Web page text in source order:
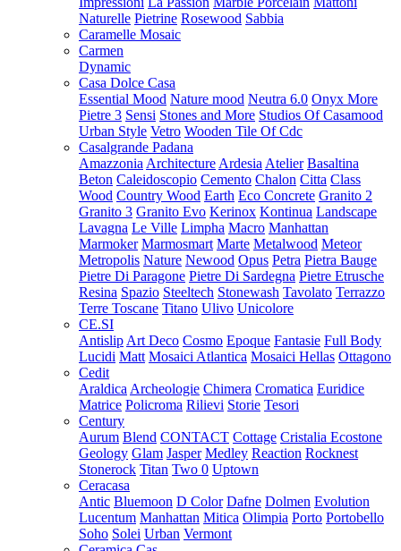
Naturelle Pietrine Rosewood Sabbia
Caramelle Mosaic
Carmen
Dynamic
Casa Dolce Casa
Essential Mood Nature mood Neutra 6.0 Onyx More
Pietre 3 Sensi Stones and More Studios Of Casamood
Urban Style Vetro Wooden Tile Of Cdc
Casalgrande Padana
Amazzonia Architecture Ardesia Atelier Basaltina
Beton Caleidoscopio Cemento Chalon Citta Class
Wood Country Wood Earth Eco Concrete Granito 2
Granito 3 Granito Evo Kerinox Kontinua Landscape
Lavagna Le Ville Limpha Macro Manhattan
Marmoker Marmosmart Marte Metalwood Meteor
Metropolis Nature Newood Opus Petra Pietra Bauge
Pietre Di Paragone Pietre Di Sardegna Pietre Etrusche
Resina Spazio Steeltech Stonewash Tavolato Terrazzo
Terre Toscane Titano Ulivo Unicolore
CE.SI
Antislip Art Deco Cosmo Epoque Fantasie Full Body
Lucidi Matt Mosaici Atlantica Mosaici Hellas Ottagono
Cedit
Araldica Archeologie Chimera Cromatica Euridice
Matrice Policroma Rilievi Storie Tesori
Century
Aurum Blend CONTACT Cottage Cristalia Ecostone
Geology Glam Jasper Medley Reaction Rocknest
Stonerock Titan Two 0 Uptown
Ceracasa
Antic Bluemoon D Color Dafne Dolmen Evolution
Lucentum Manhattan Mitica Olimpia Porto Portobello
Soho Solei Urban Vermont